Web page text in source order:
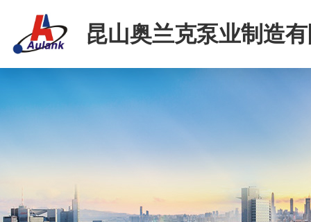
昆山奥兰克泵业制造